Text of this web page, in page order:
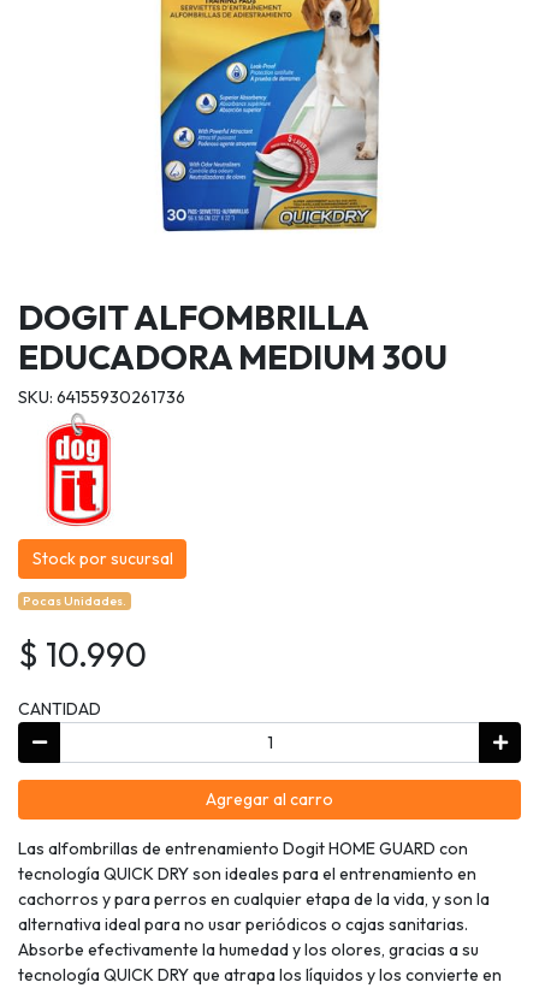
DOGIT ALFOMBRILLA
EDUCADORA MEDIUM 30U
SKU: 64155930261736
Stock por sucursal
Pocas Unidades.
$ 10.990
CANTIDAD
Agregar al carro
Las alfombrillas de entrenamiento Dogit HOME GUARD con
tecnología QUICK DRY son ideales para el entrenamiento en
cachorros y para perros en cualquier etapa de la vida, y son la
alternativa ideal para no usar periódicos o cajas sanitarias.
Absorbe efectivamente la humedad y los olores, gracias a su
tecnología QUICK DRY que atrapa los líquidos y los convierte en